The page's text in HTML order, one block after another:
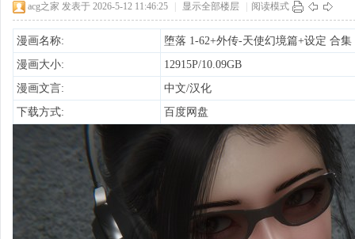
acg之家 发表于 2026-5-12 11:46:25 显示全部楼层 阅读模式
漫画名称:
堕落 1-62+外传-天使幻境篇+设定 合集
漫画大小:
12915P/10.09GB
漫画文言:
中文/汉化
下载方式:
百度网盘